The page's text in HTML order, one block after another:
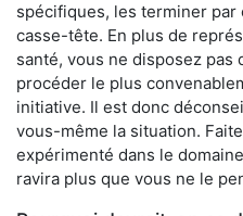
spécifiques, les terminer par
casse-tête. En plus de
santé, vous ne disposez pas
procéder le plus
initiative. Il est donc
vous-même la situation.
expérimenté dans le
ravira plus que vous ne le